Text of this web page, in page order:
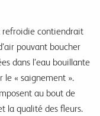
refroidie contiendrait
pouvant boucher
dans l’eau bouillante
le « saignement ».
au bout de
la qualité des fleurs.